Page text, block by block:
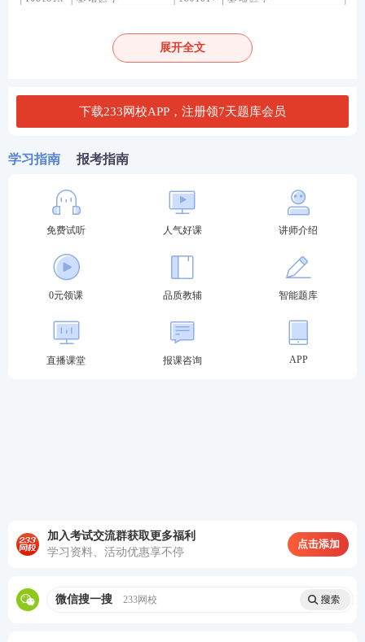
展开全文
下载233网校APP，注册领7天题库会员
学习指南 报考指南
免费试听 人气好课 讲师介绍
0元领课 品质教辅 智能题库
直播课堂 报课咨询 APP
加入考试交流群获取更多福利
学习资料、活动优惠享不停
点击添加
微信搜一搜 233网校